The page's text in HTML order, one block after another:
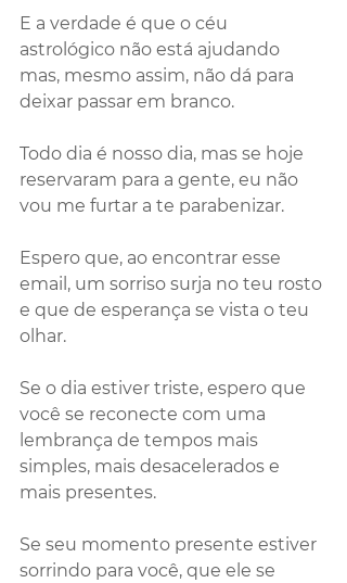
E a verdade é que o céu
astrológico não está ajudando
mas, mesmo assim, não dá para
deixar passar em branco.
Todo dia é nosso dia, mas se hoje
reservaram para a gente, eu não
vou me furtar a te parabenizar.
Espero que, ao encontrar esse
email, um sorriso surja no teu rosto
e que de esperança se vista o teu
olhar.
Se o dia estiver triste, espero que
você se reconecte com uma
lembrança de tempos mais
simples, mais desacelerados e
mais presentes.
Se seu momento presente estiver
sorrindo para você, que ele se